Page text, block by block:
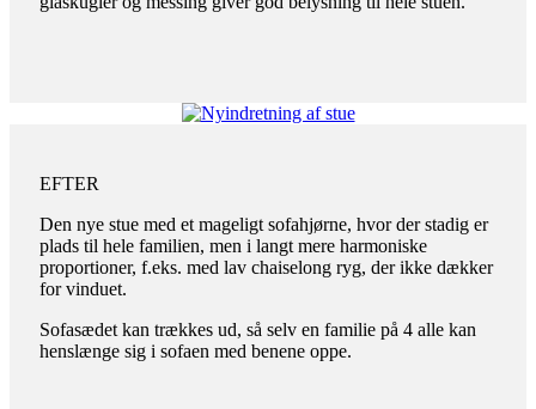
EFTER
Den nye stue med et mageligt sofahjørne, hvor der stadig er
plads til hele familien, men i langt mere harmoniske
proportioner, f.eks. med lav chaiselong ryg, der ikke dækker
for vinduet.
Sofasædet kan trækkes ud, så selv en familie på 4 alle kan
henslænge sig i sofaen med benene oppe.